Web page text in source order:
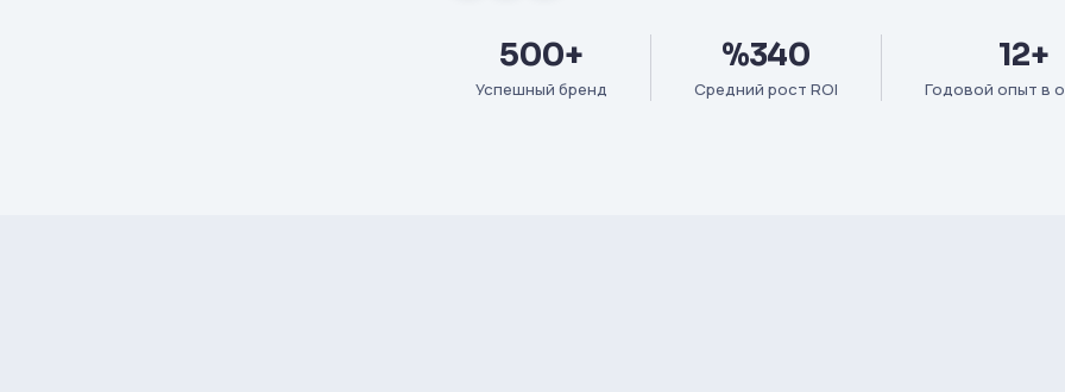
500+
Успешный бренд
%340
Средний рост ROI
12+
Годовой опыт в